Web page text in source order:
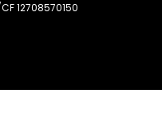
12708570150